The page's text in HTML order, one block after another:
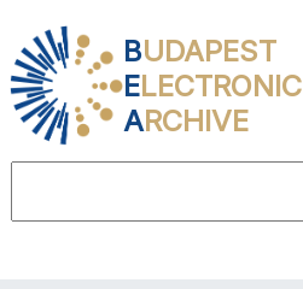
BUDAPEST
ELECTRONIC
ARCHIVE